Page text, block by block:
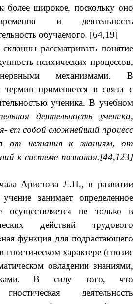
более широкое, поскольку оно
и деятельность
обучаемого. [64,19]
рассматривать понятие
психических процессов,
нервными механизмами. В
термин применяется в связи с
ученика. В учебном
деятельность ученика,
ет собой сложнейший процесс
от незнания к знаниям, от
к системе познания.[44,123]
Л.П., в развитии
занимает определенное
не только в
действий трудового
функция для подрастающего
гностическом характере (гнозис
овладении знаниями,
В силу того, что
гностическая деятельность